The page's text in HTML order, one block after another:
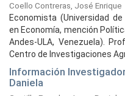
Coello Contreras, José Enrique
Economista (Universidad de
en Economía, mención
Andes-ULA, Venezuela).
Centro de Investigaciones
Información
Daniela